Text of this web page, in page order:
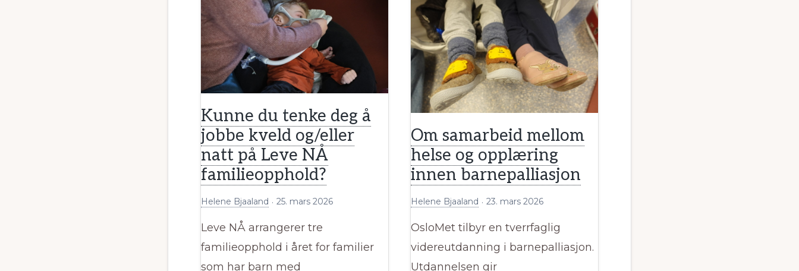
28.
mai
Kunne du tenke deg å
jobbe kveld og/eller
natt på Leve NÅ
familieopphold?
Helene Bjaaland 25. mars 2026
Leve NÅ arrangerer tre
familieopphold i året for familier
som har barn med
Om samarbeid mellom
helse og opplæring
innen barnepalliasjon
Helene Bjaaland 23. mars 2026
OsloMet tilbyr en tverrfaglig
videreutdanning i barnepalliasjon.
Utdannelsen gir